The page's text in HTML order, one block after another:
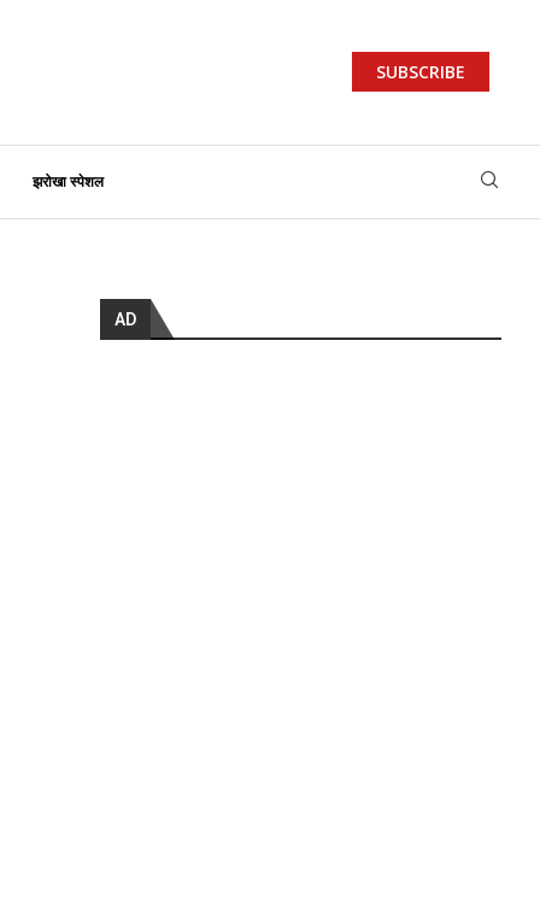
SUBSCRIBE
झरोखा स्पेशल
AD